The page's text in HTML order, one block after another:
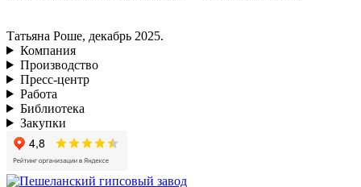
Татьяна Роше, декабрь 2025.
Компания
Производство
Пресс-центр
Работа
Библиотека
Закупки